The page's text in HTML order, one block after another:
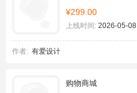
¥299.00
上线时间: 2026-05-08
作者: 有爱设计
购物商城